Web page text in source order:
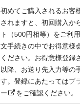
初めてご購入されるお客
されますと、初回購入か
ト（500円相等）をご利
文手続きの中でお得意様
ください。お得意様登録
以降、お送り先入力等の
す。登録にあたってはプ
ー
をご確認ください。